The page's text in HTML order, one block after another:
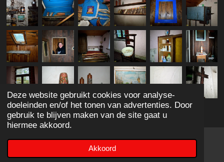
Deze website gebruikt cookies voor analyse-
doeleinden en/of het tonen van advertenties. Door
gebruik te blijven maken van de site gaat u
hiermee akkoord.
Akkoord
R
a
t
1
s
t
2
s
t
3
s
t
4
s
t
5
t
S
t
m
mE-mailadres